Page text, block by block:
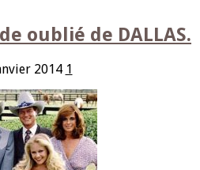
oublié de DALLAS.
2014 1